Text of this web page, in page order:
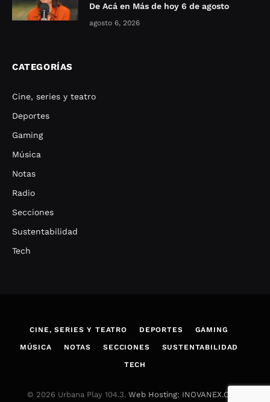
De Acá en Más de hoy 6 de agosto
agosto 6, 2026
CATEGORÍAS
Cine, series y teatro
Deportes
Gaming
Música
Notas
Radio
Secciones
Sustentabilidad
Tech
CINE, SERIES Y TEATRO DEPORTES GAMING
MÚSICA NOTAS SECCIONES SUSTENTABILIDAD
TECH
© 2026 Urbana Play 104.3. Web Hosting: INOVANEX.COM